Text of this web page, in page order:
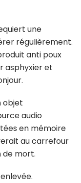
une
régulièrement.
anti poux
asphyxier et
objet
audio
en mémoire
au carrefour
de mort.